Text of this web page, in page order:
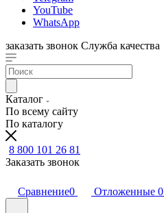
YouTube
WhatsApp
заказать звонок Служба качества
Каталог
По всему сайту
По каталогу
8 800 101 26 81
Заказать звонок
Сравнение0 Отложенные 0